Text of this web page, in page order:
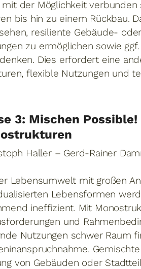
der Möglichkeit verbunden
bis hin zu einem Rückbau.
resiliente Gebäude-
zu ermöglichen sowie
Dies erfordert eine
flexible Nutzungen und
3: Mischen
Haller – Gerd-Rainer
Lebensumwelt mit großen
Lebensformen
ineffizient. Mit
und
Nutzungen schwer Raum
von Gebäuden oder